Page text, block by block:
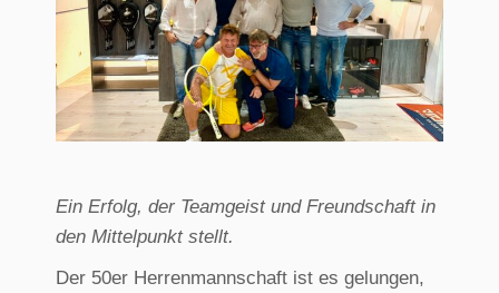
Ein Erfolg, der Teamgeist und Freundschaft in
den Mittelpunkt stellt.
Der 50er Herrenmannschaft ist es gelungen,